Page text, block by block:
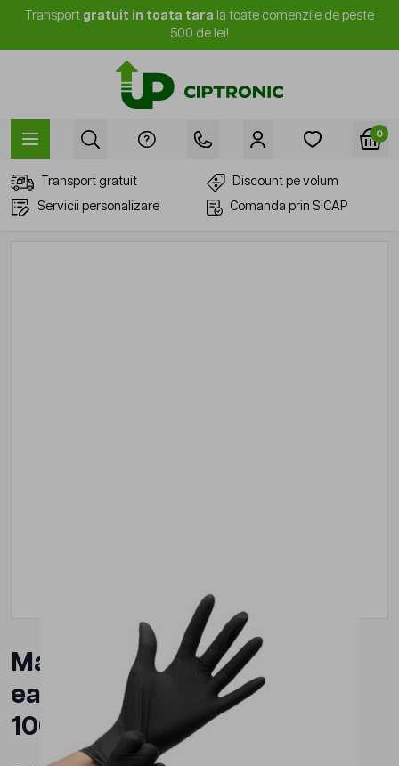
Mergi la Conținut
Transport gratuit in toata tara la toate comenzile de peste
500 de lei!
0
Transport gratuit
Discount pe volum
Servicii personalizare
Comanda prin SICAP
Manusi nitril negre
easyCARE, ZARYS,
100buc/cutie